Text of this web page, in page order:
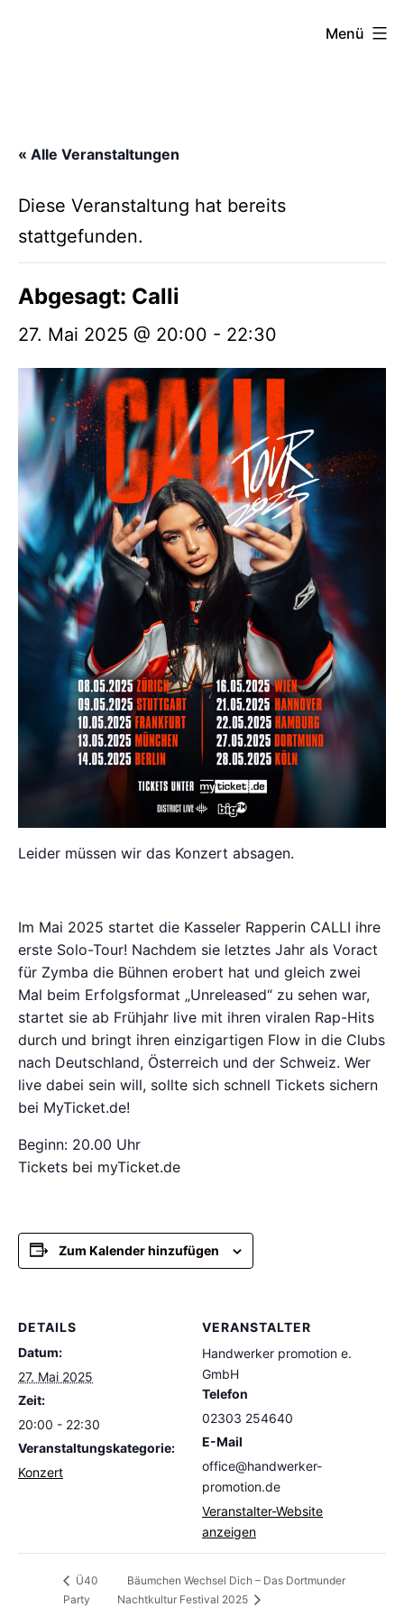
Menü
« Alle Veranstaltungen
Diese Veranstaltung hat bereits
stattgefunden.
Abgesagt: Calli
27. Mai 2025 @ 20:00 - 22:30
Leider müssen wir das Konzert absagen.
Im Mai 2025 startet die Kasseler Rapperin CALLI ihre
erste Solo-Tour! Nachdem sie letztes Jahr als Voract
für Zymba die Bühnen erobert hat und gleich zwei
Mal beim Erfolgsformat „Unreleased“ zu sehen war,
startet sie ab Frühjahr live mit ihren viralen Rap-Hits
durch und bringt ihren einzigartigen Flow in die Clubs
nach Deutschland, Österreich und der Schweiz. Wer
live dabei sein will, sollte sich schnell Tickets sichern
bei MyTicket.de!
Beginn: 20.00 Uhr
Tickets bei myTicket.de
Zum Kalender hinzufügen
DETAILS
Datum:
27. Mai 2025
Zeit:
20:00 - 22:30
Veranstaltungskategorie:
Konzert
VERANSTALTER
Handwerker promotion e.
GmbH
Telefon
02303 254640
E-Mail
office@handwerker-
promotion.de
Veranstalter-Website
anzeigen
Ü40
Party
Bäumchen Wechsel Dich – Das Dortmunder
Nachtkultur Festival 2025